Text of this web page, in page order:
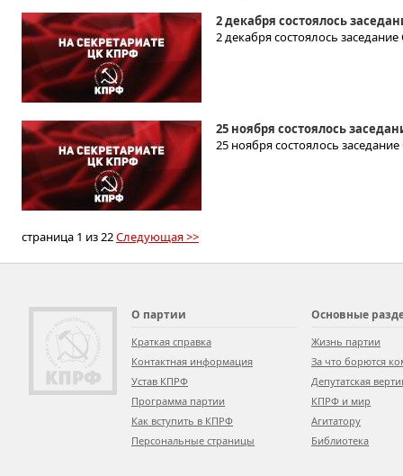
2 декабря состоялось
2 декабря состоялось
25 ноября состоялось
25 ноября состоялось
страница 1 из 22Следующая >>
О партии
Краткая справка
Контактная информация
Устав КПРФ
Программа партии
Как вступить в КПРФ
Персональные страницы
Основные
Жизнь партии
За что борются
Депутатская
КПРФ и мир
Агитатору
Библиотека